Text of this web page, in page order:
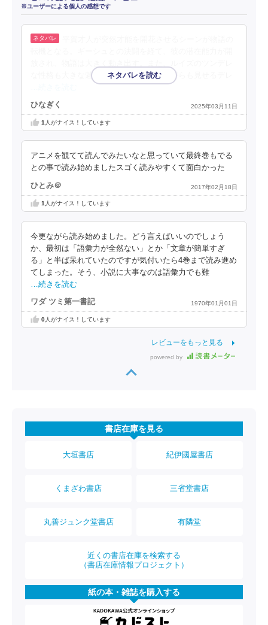
※ユーザーによる個人の感想です
な性格も大きな魅力で、彼女の強がりながらも見せるデレ
ひなぎく 2025年03月11日
1人がナイス！しています
アニメを観てて読んでみたいなと思っていて最終巻もでる
との事で読み始めましたスゴく読みやすくて面白かった
ひとみ＠ 2017年02月18日
1 人がナイス！しています
今更ながら読み始めました。どう言えばいいのでしょう
か、最初は「語彙力が全然ない」とか「文章が簡単すぎ
る」と半ば呆れていたのですが気付いたら4巻まで読み進め
てしまった。そう、小説に大事なのは語彙力でも難
…続きを読む
ワダ ツミ第一書記 1970年01月01日
0人がナイス！しています
レビューをもっと見る
powered by
書店在庫を見る
大垣書店 紀伊國屋書店
くまざわ書店 三省堂書店
丸善ジュンク堂書店 有隣堂
近くの書店在庫を検索する
（書店在庫情報プロジェクト）
紙の本・雑誌を購入する